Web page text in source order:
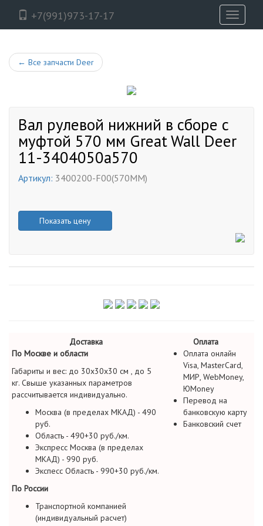
+7(991)973-17-17
Toggle
← Все запчасти Deer
Вал рулевой нижний в сборе с
муфтой 570 мм Great Wall Deer
11-3404050a570
Артикул: 3400200-F00(570MM)
Показать цену
Доставка
Оплата
По Москве и области
Габариты и вес: до 30х30х30 см , до 5
кг. Свыше указанных параметров
рассчитывается индивидуально.
Москва (в пределах МКАД) - 490
руб.
Область - 490+30 руб./км.
Экспресс Москва (в пределах
МКАД) - 990 руб.
Экспесс Область - 990+30 руб./км.
По России
Транспортной компанией
(индивидуальный расчет)
Оплата онлайн
Visa, MasterCard,
МИР, WebMoney,
ЮMoney
Перевод на
банковскую карту
Банковский счет